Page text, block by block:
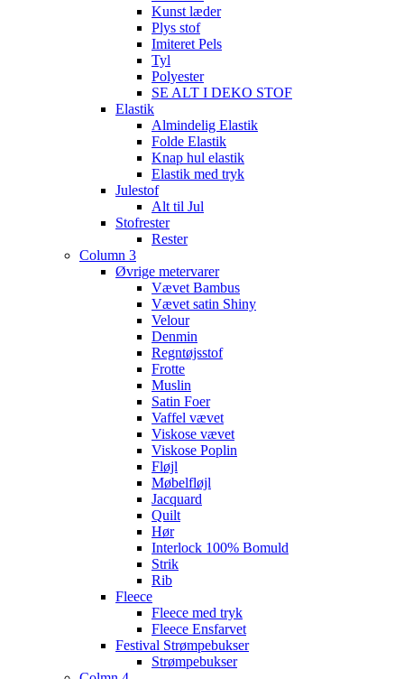
Kunst læder
Plys stof
Imiteret Pels
Tyl
Polyester
SE ALT I DEKO STOF
Elastik
Almindelig Elastik
Folde Elastik
Knap hul elastik
Elastik med tryk
Julestof
Alt til Jul
Stofrester
Rester
Column 3
Øvrige metervarer
Vævet Bambus
Vævet satin Shiny
Velour
Denmin
Regntøjsstof
Frotte
Muslin
Satin Foer
Vaffel vævet
Viskose vævet
Viskose Poplin
Fløjl
Møbelfløjl
Jacquard
Quilt
Hør
Interlock 100% Bomuld
Strik
Rib
Fleece
Fleece med tryk
Fleece Ensfarvet
Festival Strømpebukser
Strømpebukser